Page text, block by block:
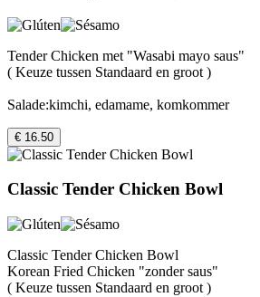
Tender Chicken met "Wasabi mayo saus"
( Keuze tussen Standaard en groot )
Salade:kimchi, edamame, komkommer
€ 16.50
Classic Tender Chicken Bowl
Classic Tender Chicken Bowl
Korean Fried Chicken "zonder saus"
( Keuze tussen Standaard en groot )